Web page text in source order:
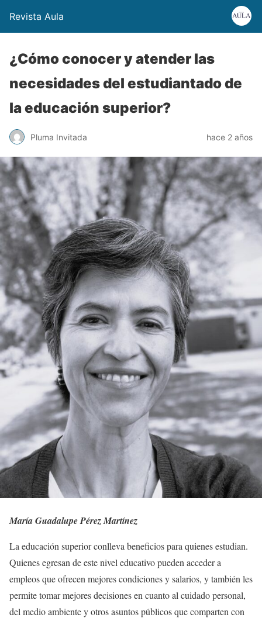
Revista Aula
¿Cómo conocer y atender las
necesidades del estudiantado de
la educación superior?
Pluma Invitada hace 2 años
María Guadalupe Pérez Martínez
La educación superior conlleva beneficios para quienes estudian.
Quienes egresan de este nivel educativo pueden acceder a
empleos que ofrecen mejores condiciones y salarios, y también les
permite tomar mejores decisiones en cuanto al cuidado personal,
del medio ambiente y otros asuntos públicos que comparten con